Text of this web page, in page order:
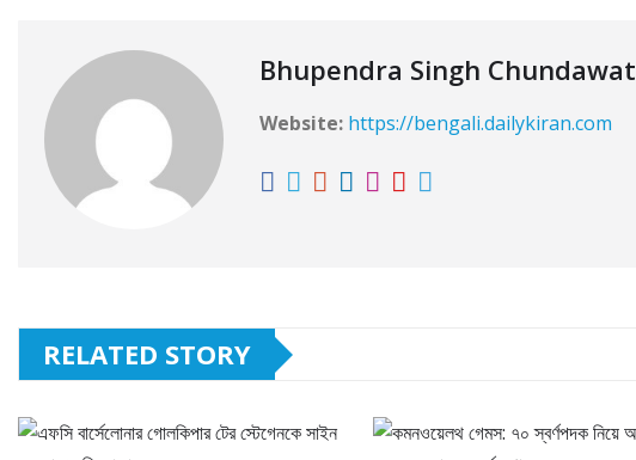
Bhupendra Singh Chundawat
Website: https://bengali.dailykiran.com
RELATED STORY